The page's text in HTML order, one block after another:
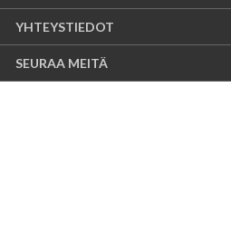
YHTEYSTIEDOT
SEURAA MEITÄ